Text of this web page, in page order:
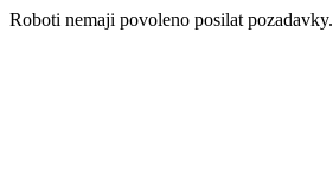
Roboti nemaji povoleno posilat pozadavky.